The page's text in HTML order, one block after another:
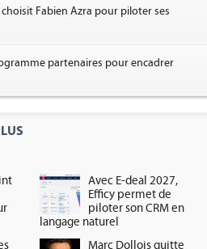
Fabien Azra pour piloter ses
partenaires pour encadrer
Avec E-deal 2027,
Efficy permet de
piloter son CRM en
langage naturel
Marc Dollois quitte